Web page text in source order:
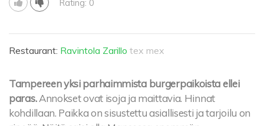
Rating: 0
Restaurant: Ravintola Zarillo tex mex
Tampereen yksi parhaimmista burgerpaikoista ellei
paras.Annokset ovat isoja ja maittavia. Hinnat
kohdillaan. Paikka on sisustettu asiallisesti ja tarjoilu on